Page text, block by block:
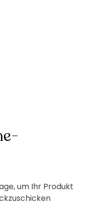
um Ihr Produkt